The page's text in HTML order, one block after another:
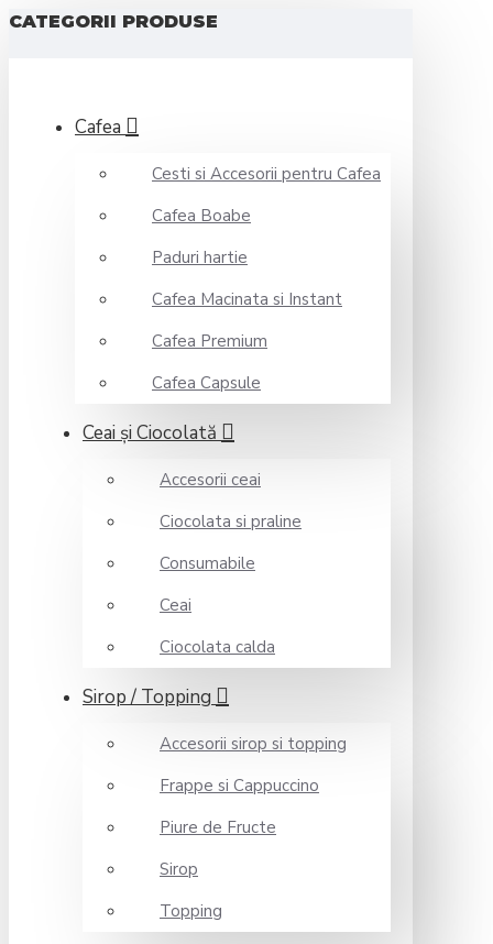
CATEGORII PRODUSE
Cafea
Cesti si Accesorii pentru Cafea
Cafea Boabe
Paduri hartie
Cafea Macinata si Instant
Cafea Premium
Cafea Capsule
Ceai şi Ciocolată
Accesorii ceai
Ciocolata si praline
Consumabile
Ceai
Ciocolata calda
Sirop / Topping
Accesorii sirop si topping
Frappe si Cappuccino
Piure de Fructe
Sirop
Topping